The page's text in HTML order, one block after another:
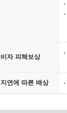
자 피해보상
연에 따른 배상